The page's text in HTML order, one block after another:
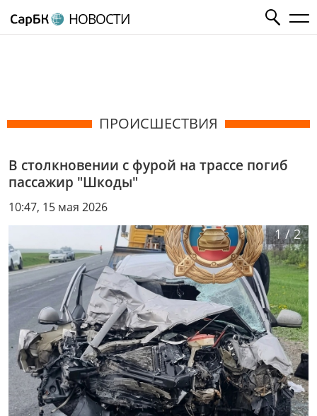
НОВОСТИ
ПРОИСШЕСТВИЯ
В столкновении с фурой на трассе погиб
пассажир "Шкоды"
10:47, 15 мая 2026
1 /2